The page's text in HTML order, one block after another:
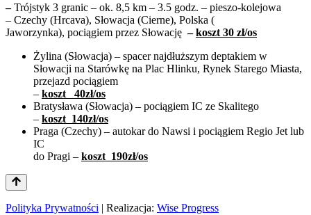
–Trójstyk 3 granic – ok. 8,5 km – 3.5 godz. – pieszo-kolejowa
– Czechy (Hrcava), Słowacja (Cierne), Polska (
Jaworzynka), pociągiem przez Słowację–koszt 30 zł/os
Żylina (Słowacja) – spacer najdłuższym deptakiem w
Słowacji na Starówkę na Plac Hlinku, Rynek Starego Miasta,
przejazd pociągiem
– koszt 40zł/os
Bratysława (Słowacja) – pociągiem IC ze Skalitego
– koszt 140zł/os
Praga (Czechy) – autokar do Nawsi i pociągiem Regio Jet lub
IC
do Pragi – koszt 190zł/os
Polityka Prywatności | Realizacja: Wise Progress